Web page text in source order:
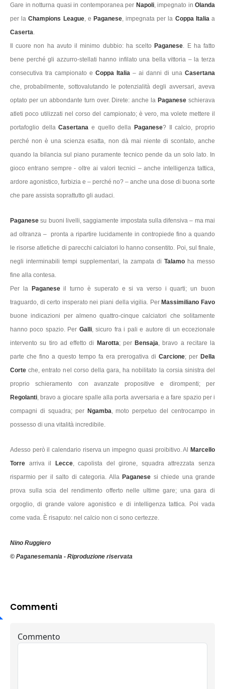
Gare in notturna quasi in contemporanea per Napoli, impegnato in Olanda
per laChampions League, e Paganese, impegnata per la Coppa Italiaa
Caserta.
Il cuore non ha avuto il minimo dubbio: ha scelto Paganese. E ha fatto
bene perché gli azzurro-stellati hanno infilato una bella vittoria – la terza
consecutiva tra campionato e Coppa Italia – ai danni di una Casertana
che, probabilmente, sottovalutando le potenzialità degli avversari, aveva
optato per un abbondante turn over. Direte: anche la Paganeseschierava
atleti poco utilizzati nel corso del campionato; è vero, ma volete mettere il
portafoglio dellaCasertanae quello della Paganese? Il calcio, proprio
perché non è una scienza esatta, non dà mai niente di scontato, anche
quando la bilancia sul piano puramente tecnico pende da un solo lato. In
gioco entrano sempre - oltre ai valori tecnici – anche intelligenza tattica,
ardore agonistico, furbizia e – perché no? – anche una dose di buona sorte
che pare assista soprattutto gli audaci.
Paganesesu buoni livelli, saggiamente impostata sulla difensiva – ma mai
ad oltranza – pronta a ripartire lucidamente in contropiede fino a quando
le risorse atletiche di parecchi calciatori lo hanno consentito. Poi, sul finale,
negli interminabili tempi supplementari, la zampata di Talamo ha messo
fine alla contesa.
Per la
Paganeseil turno è superato e si va verso i quarti; un buon
traguardo, di certo insperato nei piani della vigilia. Per Massimiliano Favo
buone indicazioni per almeno quattro-cinque calciatori che solitamente
hanno poco spazio. Per Galli, sicuro fra i pali e autore di un eccezionale
intervento su tiro ad effetto di
Marotta; per Bensaja, bravo a recitare la
parte che fino a questo tempo fa era prerogativa di Carcione; per Della
Corte che, entrato nel corso della gara, ha nobilitato la corsia sinistra del
proprio schieramento con avanzate propositive e dirompenti; per
Regolanti, bravo a giocare spalle alla porta avversaria e a fare spazio per i
compagni di squadra; per Ngamba, moto perpetuo del centrocampo in
possesso di una vitalità incredibile.
Adesso però il calendario riserva un impegno quasi proibitivo. Al
Marcello
Torre arriva il Lecce, capolista del girone, squadra attrezzata senza
risparmio per il salto di categoria. Alla Paganese si chiede una grande
prova sulla scia del rendimento offerto nelle ultime gare; una gara di
orgoglio, di grande valore agonistico e di intelligenza tattica. Poi vada
come vada. È risaputo: nel calcio non ci sono certezze.
Nino Ruggiero
© Paganesemania - Riproduzione riservata
Commenti